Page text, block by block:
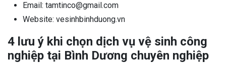
Email: tamtinco@gmail.com
Website: vesinhbinhduong.vn
4 lưu ý khi chọn dịch vụ vệ sinh công
nghiệp tại Bình Dương chuyên nghiệp